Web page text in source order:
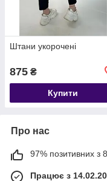
Штани укорочені
875 ₴
Купити
Про нас
97% позитивних з
Працює з